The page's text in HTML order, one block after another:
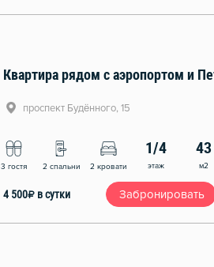
Квартира рядом с аэропортом и
проспект Будённого, 15
3 гостя 2 спальни 2 кровати
1/4
этаж
43
м2
4 500₽ в сутки Забронировать